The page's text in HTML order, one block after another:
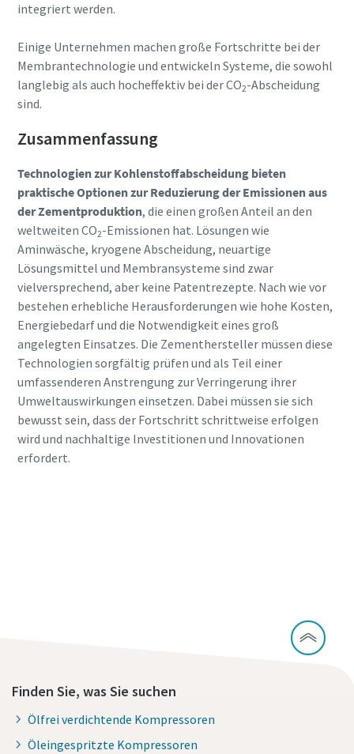
integriert werden.
Einige Unternehmen machen große Fortschritte bei der
Membrantechnologie und entwickeln Systeme, die sowohl
langlebig als auch hocheffektiv bei der CO2-Abscheidung
sind.
Zusammenfassung
Technologien zur Kohlenstoffabscheidung bieten
praktische Optionen zur Reduzierung der Emissionen aus
der Zementproduktion, die einen großen Anteil an den
weltweiten CO2-Emissionen hat. Lösungen wie
Aminwäsche, kryogene Abscheidung, neuartige
Lösungsmittel und Membransysteme sind zwar
vielversprechend, aber keine Patentrezepte. Nach wie vor
bestehen erhebliche Herausforderungen wie hohe Kosten,
Energiebedarf und die Notwendigkeit eines groß
angelegten Einsatzes. Die Zementhersteller müssen diese
Technologien sorgfältig prüfen und als Teil einer
umfassenderen Anstrengung zur Verringerung ihrer
Umweltauswirkungen einsetzen. Dabei müssen sie sich
bewusst sein, dass der Fortschritt schrittweise erfolgen
wird und nachhaltige Investitionen und Innovationen
erfordert.
Finden Sie, was Sie suchen
Ölfrei verdichtende Kompressoren
Öleingespritzte Kompressoren